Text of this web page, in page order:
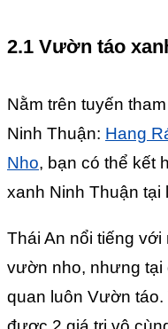
2.1 Vườn táo
Nằm trên tuyến
Ninh Thuận: Hang
Nho, bạn có thể kết
xanh Ninh Thuận tại
Thái An nổi tiếng
vườn nho, nhưng tại
quan luôn Vườn táo.